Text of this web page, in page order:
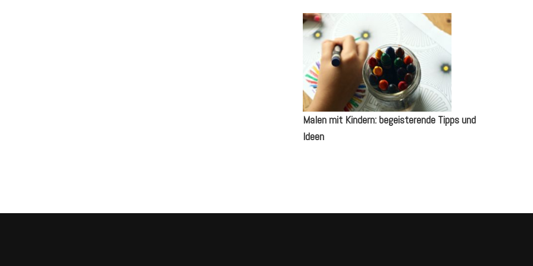
Malen mit Kindern: begeisterende Tipps und
Ideen